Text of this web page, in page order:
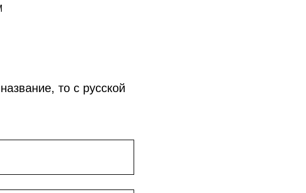
то с русской